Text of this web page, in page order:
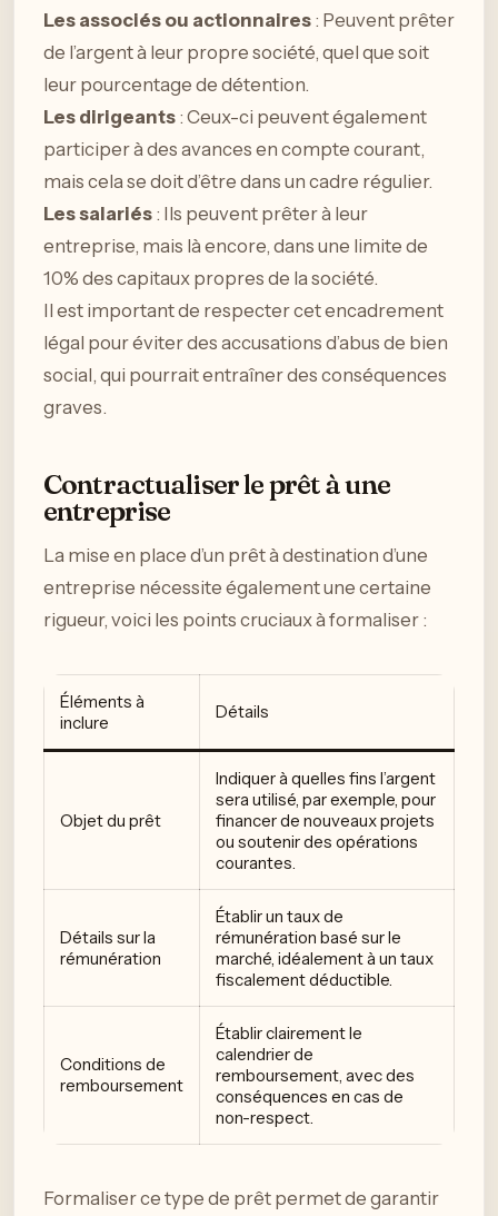
Les associés ou actionnaires : Peuvent prêter
de l’argent à leur propre société, quel que soit
leur pourcentage de détention.
Les dirigeants : Ceux-ci peuvent également
participer à des avances en compte courant,
mais cela se doit d’être dans un cadre régulier.
Les salariés : Ils peuvent prêter à leur
entreprise, mais là encore, dans une limite de
10% des capitaux propres de la société.
Il est important de respecter cet encadrement
légal pour éviter des accusations d’abus de bien
social, qui pourrait entraîner des conséquences
graves.
Contractualiser le prêt à une
entreprise
La mise en place d’un prêt à destination d’une
entreprise nécessite également une certaine
rigueur, voici les points cruciaux à formaliser :
Éléments à
inclure
Détails
Objet du prêt
Indiquer à quelles fins l’argent
sera utilisé, par exemple, pour
financer de nouveaux projets
ou soutenir des opérations
courantes.
Détails sur la
rémunération
Établir un taux de
rémunération basé sur le
marché, idéalement à un taux
fiscalement déductible.
Conditions de
remboursement
Établir clairement le
calendrier de
remboursement, avec des
conséquences en cas de
non-respect.
Formaliser ce type de prêt permet de garantir